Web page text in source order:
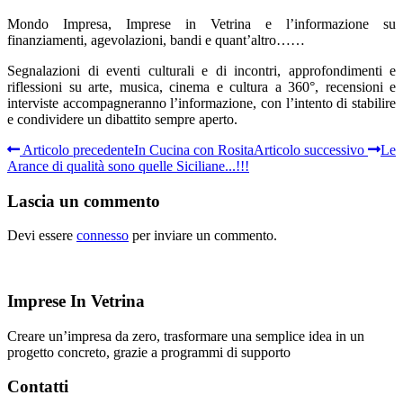
Mondo Impresa, Imprese in Vetrina e l’informazione su
finanziamenti, agevolazioni, bandi e quant’altro……
Segnalazioni di eventi culturali e di incontri, approfondimenti e
riflessioni su arte, musica, cinema e cultura a 360°, recensioni e
interviste accompagneranno l’informazione, con l’intento di stabilire
e condividere un dibattito sempre aperto.
Articolo precedenteIn Cucina con RositaArticolo successivo
Le
Arance di qualità sono quelle Siciliane...!!!
Lascia un commento
Devi essere connesso per inviare un commento.
Imprese In Vetrina
Creare un’impresa da zero, trasformare una semplice idea in un
progetto concreto, grazie a programmi di supporto
Contatti